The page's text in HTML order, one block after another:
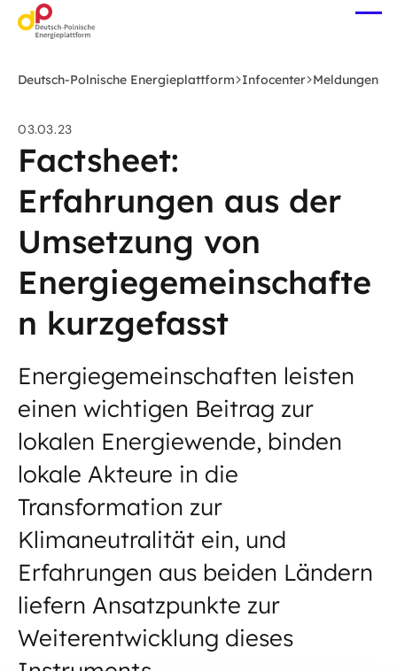
Zum
Hauptinhalt
Deutsch-Polnische Energieplattform Infocenter Meldungen
03.03.23
Factsheet:
Erfahrungen aus der
Umsetzung von
Energiegemeinschafte
n kurzgefasst
Energiegemeinschaften leisten
einen wichtigen Beitrag zur
lokalen Energiewende, binden
lokale Akteure in die
Transformation zur
Klimaneutralität ein, und
Erfahrungen aus beiden Ländern
liefern Ansatzpunkte zur
Weiterentwicklung dieses